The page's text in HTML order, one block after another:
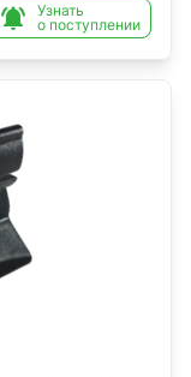

Узнать
о поступлении